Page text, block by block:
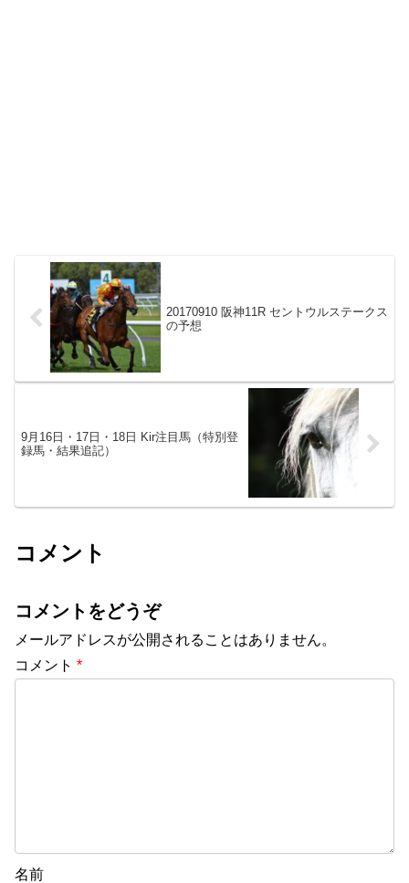
20170910 阪神11R セントウルステークス
の予想
9月16日・17日・18日 Kir注目馬（特別登
録馬・結果追記）
コメント
コメントをどうぞ
メールアドレスが公開されることはありません。
コメント *
名前